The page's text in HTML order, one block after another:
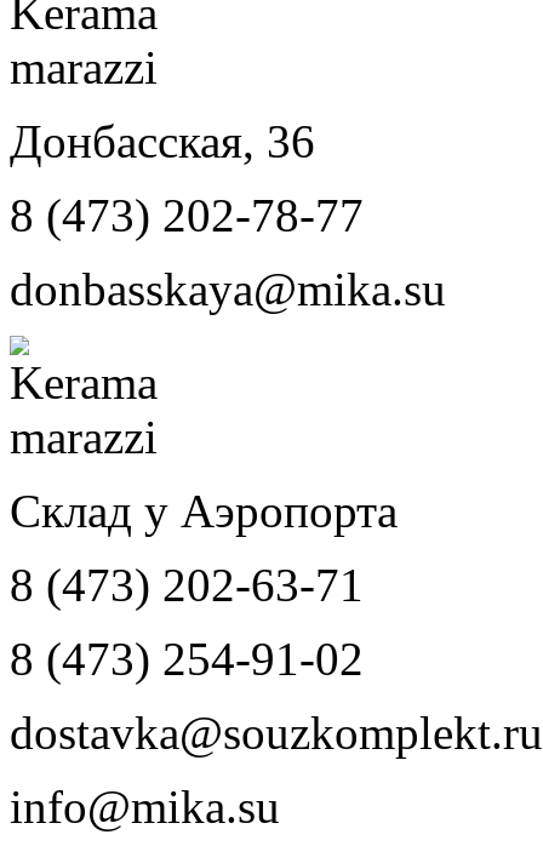
Донбасская, 36
8 (473) 202-78-77
donbasskaya@mika.su
Склад у Аэропорта
8 (473) 202-63-71
8 (473) 254-91-02
dostavka@souzkomplekt.ru
info@mika.su